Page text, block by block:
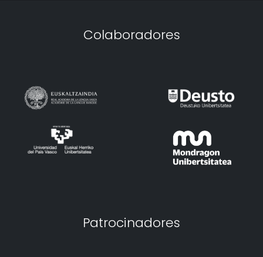
Colaboradores
Patrocinadores